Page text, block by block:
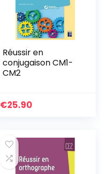
Réussir en
conjugaison CM1-
CM2
€25.90